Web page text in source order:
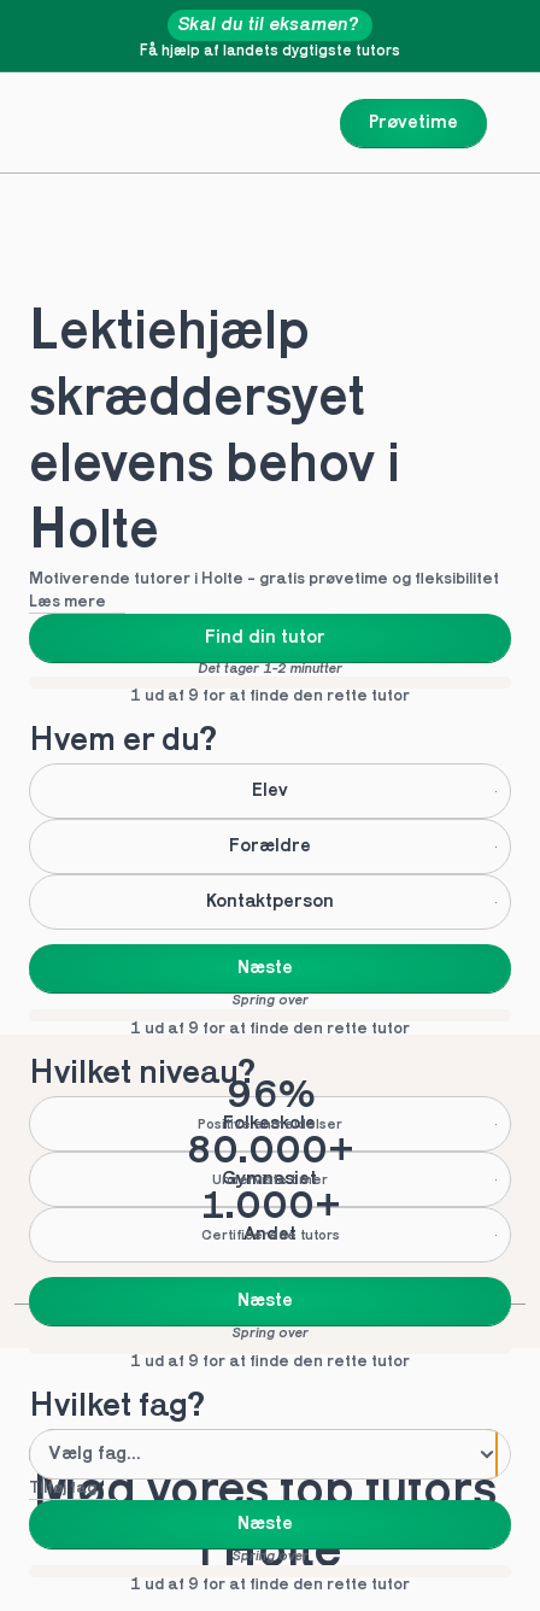
Prøvetime
Få hjælp af landets dygtigste tutors
Skal du til eksamen?
Lektiehjælp
skræddersyet
elevens behov i
Holte
Motiverende tutorer i Holte - gratis prøvetime og fleksibilitet
Læs mere
Find din tutor
Det tager 1-2 minutter
1 ud af 9 for at finde den rette tutor
Hvem er du?
Elev
Forældre
Kontaktperson
Næste
Spring over
1 ud af 9 for at finde den rette tutor
Hvilket niveau?
Folkeskole
Gymnasiet
Andet
Næste
Spring over
1 ud af 9 for at finde den rette tutor
Hvilket fag?
Tilføj fag
Næste
Spring over
1 ud af 9 for at finde den rette tutor
96%
Positive anmeldelser
80.000+
Underviste timer
1.000+
Certificerede tutors
Mød vores top tutors
i Holte